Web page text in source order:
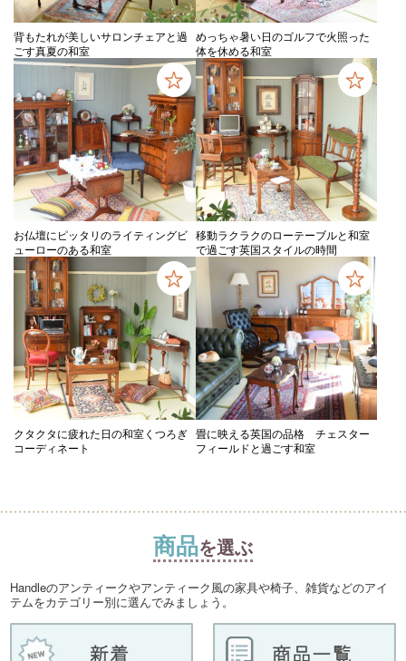
背もたれが美しいサロンチェアと過
ごす真夏の和室
めっちゃ暑い日のゴルフで火照った
体を休める和室
お仏壇にピッタリのライティングビ
ューローのある和室
移動ラクラクのローテーブルと和室
で過ごす英国スタイルの時間
クタクタに疲れた日の和室くつろぎ
コーディネート
畳に映える英国の品格 チェスター
フィールドと過ごす和室
商品を選ぶ
Handleのアンティークやアンティーク風の家具や椅子、雑貨などのアイ
テムをカテゴリー別に選んでみましょう。